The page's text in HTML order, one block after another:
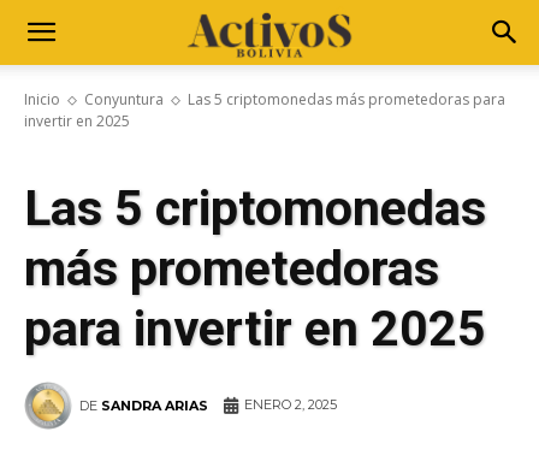
Inicio Conyuntura
Las 5 criptomonedas más prometedoras para
invertir en 2025
Las 5 criptomonedas
más prometedoras
para invertir en 2025
DE SANDRA ARIAS ENERO 2, 2025